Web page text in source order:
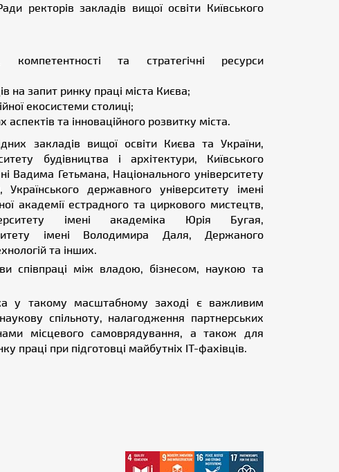
ректорів закладів вищої освіти Київського
та стратегічні ресурси
на запит ринку праці міста Києва;
екосистеми столиці;
та інноваційного розвитку міста.
закладів вищої освіти Києва та України,
будівництва і архітектури, Київського
Вадима Гетьмана, Національного університету
Українського державного університету імені
академії естрадного та циркового мистецтв,
імені академіка Юрія Бугая,
імені Володимира Даля, Держаного
та інших.
співпраці між владою, бізнесом, наукою та
у такому масштабному заході є важливим
спільноту, налагодження партнерських
місцевого самоврядування, а також для
праці при підготовці майбутніх ІТ-фахівців.